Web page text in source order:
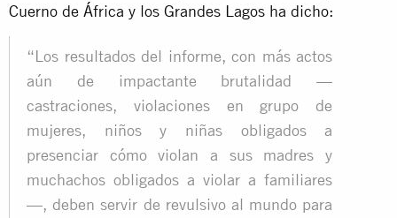
Cuerno de África y los Grandes Lagos ha dicho:
“Los resultados del informe, con más actos
aún de impactante brutalidad —
castraciones, violaciones en grupo de
mujeres, niños y niñas obligados a
presenciar cómo violan a sus madres y
muchachos obligados a violar a familiares
—, deben servir de revulsivo al mundo para